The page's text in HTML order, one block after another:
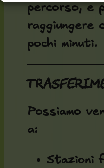
percorso, e
raggiungere
pochi minuti.
Possiamo
a:
Stazioni